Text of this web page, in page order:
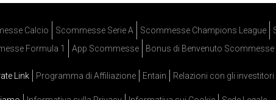
Calcio Scommesse Serie A Scommesse Champions League
Formula 1
App Scommesse Bonus di Benvenuto Scommesse
Link Programma di Affiliazione Entain Relazioni con gli investitori